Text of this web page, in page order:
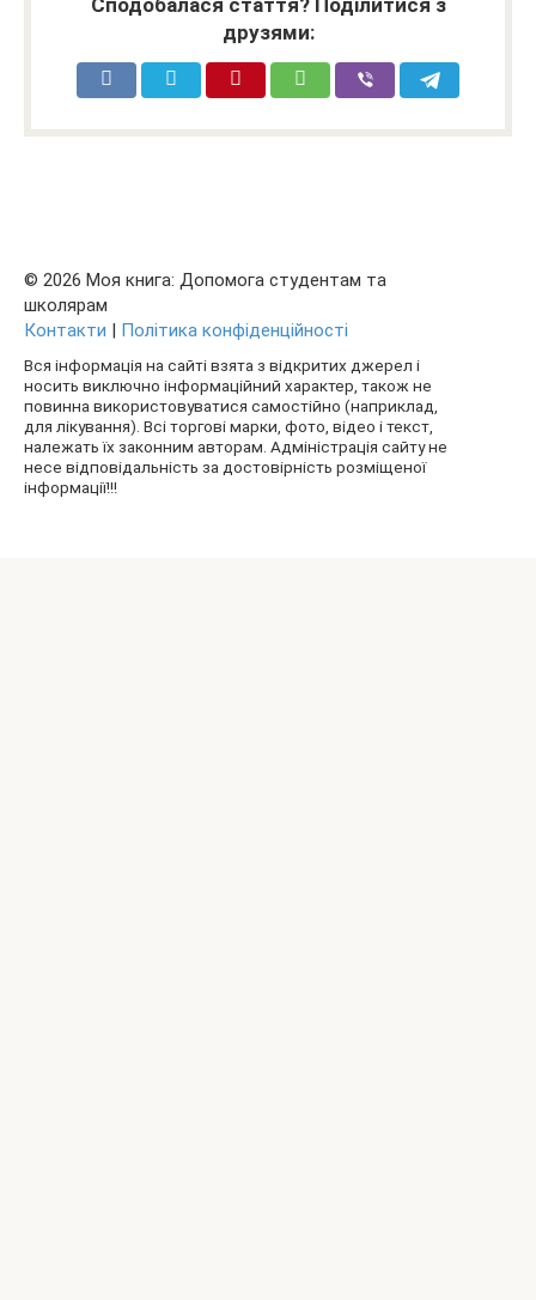
друзями:
© 2026 Моя книга: Допомога студентам та
школярам
Контакти | Політика конфіденційності
Вся інформація на сайті взята з відкритих джерел і
носить виключно інформаційний характер, також не
повинна використовуватися самостійно (наприклад,
для лікування). Всі торгові марки, фото, відео і текст,
належать їх законним авторам. Адміністрація сайту не
несе відповідальність за достовірність розміщеної
інформації!!!